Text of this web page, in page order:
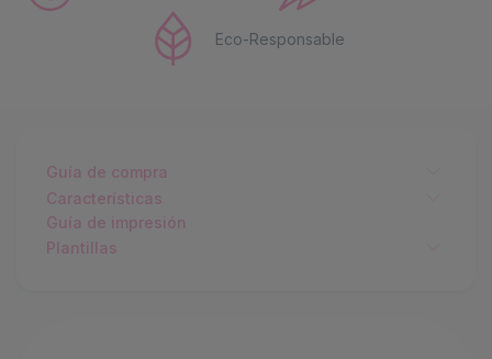
Eco-Responsable
Guía de compra
Características
Guía de impresión
Plantillas